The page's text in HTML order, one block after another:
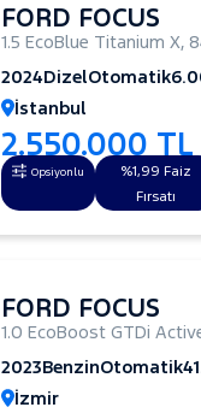
FORD FOCUS
1.5 EcoBlue Titanium X,
2024DizelOtomatik
İstanbul
2.550.000 TL
Opsiyonlu
%1,99 Faiz
Fırsatı
FORD FOCUS
1.0 EcoBoost GTDi
2023BenzinOtomatik
İzmir